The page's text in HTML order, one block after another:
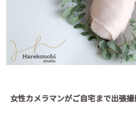
女性カメラマンがご自宅まで出張